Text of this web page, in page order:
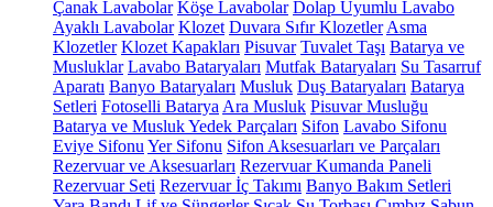
Çanak Lavabolar Köşe Lavabolar Dolap Uyumlu Lavabo
Ayaklı Lavabolar Klozet Duvara Sıfır Klozetler Asma
Klozetler Klozet Kapakları Pisuvar Tuvalet Taşı Batarya ve
Musluklar Lavabo Bataryaları Mutfak Bataryaları Su Tasarruf
Aparatı Banyo Bataryaları Musluk Duş Bataryaları Batarya
Setleri Fotoselli Batarya Ara Musluk Pisuvar Musluğu
Batarya ve Musluk Yedek Parçaları Sifon Lavabo Sifonu
Eviye Sifonu Yer Sifonu Sifon Aksesuarları ve Parçaları
Rezervuar ve Aksesuarları Rezervuar Kumanda Paneli
Rezervuar Seti Rezervuar İç Takımı Banyo Bakım Setleri